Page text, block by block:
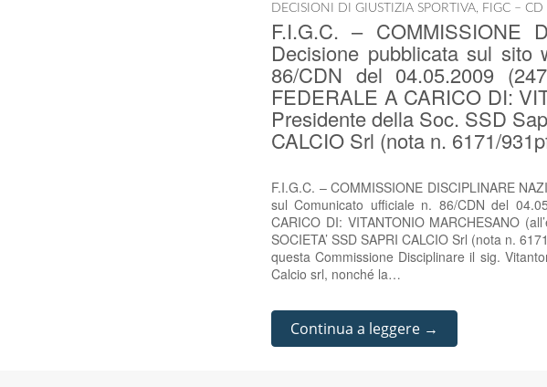
DECISIONI DI GIUSTIZIA SPORTIVA, FIGC – CD
F.I.G.C. – COMMISSIONE
Decisione pubblicata sul sito
86/CDN del 04.05.2009
FEDERALE A CARICO DI:
Presidente della Soc. SSD
CALCIO Srl (nota n. 6171/
F.I.G.C. – COMMISSIONE DISCIPLINARE
sul Comunicato ufficiale n. 86/CDN del
CARICO DI: VITANTONIO MARCHESANO
SOCIETA’ SSD SAPRI CALCIO Srl (nota n.
questa Commissione Disciplinare il sig.
Calcio srl, nonché la…
Continua a leggere →